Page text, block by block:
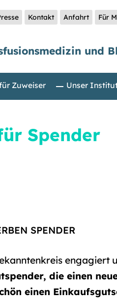
Kontakt Anfahrt Für
und
Zuweiser Unser
Spender
SPENDER
engagiert
die einen
einen